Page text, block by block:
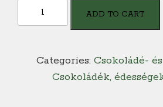
Biona
BIO
Földimogyoróvaj
ADD TO CART
Categories: Csokoládé-
Csokoládék,